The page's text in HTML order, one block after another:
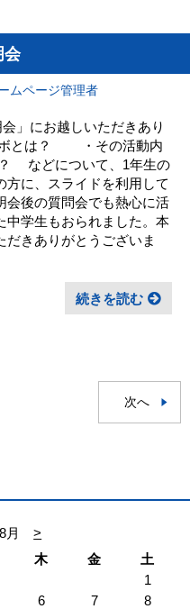
会
ムページ管理者
」にお越しいただきあり
ボとは？ ・その活動内
などについて、1年生の
方に、スライドを利用して
会後の質問会でも熱心に活
中学生もおられました。本
だきありがとうございま
続きを読む
次へ
月
>
木 金
土
1
6 7
8